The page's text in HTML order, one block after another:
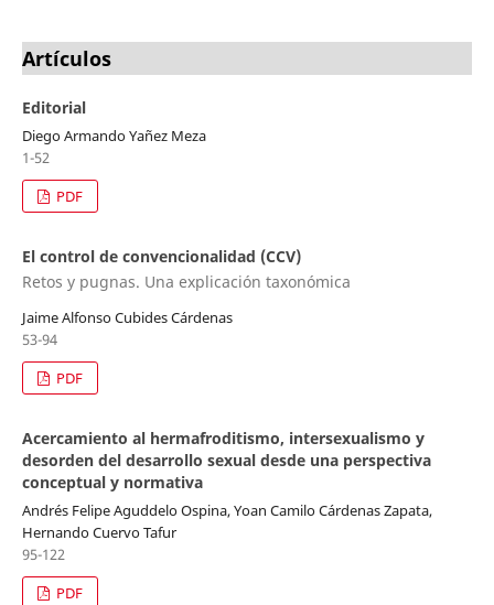
Artículos
Editorial
Diego Armando Yañez Meza
1-52
PDF
El control de convencionalidad (CCV)
Retos y pugnas. Una explicación taxonómica
Jaime Alfonso Cubides Cárdenas
53-94
PDF
Acercamiento al hermafroditismo, intersexualismo y
desorden del desarrollo sexual desde una perspectiva
conceptual y normativa
Andrés Felipe Aguddelo Ospina, Yoan Camilo Cárdenas Zapata,
Hernando Cuervo Tafur
95-122
PDF